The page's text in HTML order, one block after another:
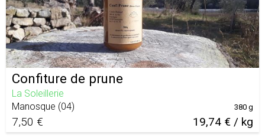
Confiture de prune
La Soleillerie
Manosque (04)
7,50 € 19,74 € / kg
380 g